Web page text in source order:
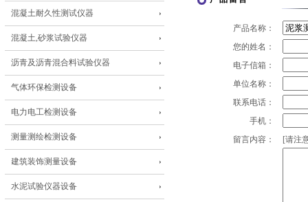
混凝土耐久性测试仪器
混凝土,砂浆试验仪器
沥青及沥青混合料试验仪器
气体环保检测设备
电力电工检测设备
测量测绘检测设备
建筑装饰测量设备
水泥试验仪器设备
产品名称：
您的姓名：
电子信箱：
单位名称：
联系电话：
手机：
留言内容：
[请注